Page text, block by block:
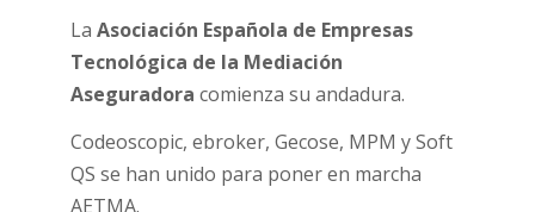
La Asociación Española de Empresas
Tecnológica de la Mediación
Aseguradora comienza su andadura.
Codeoscopic, ebroker, Gecose, MPM y Soft
QS se han unido para poner en marcha
AETMA.